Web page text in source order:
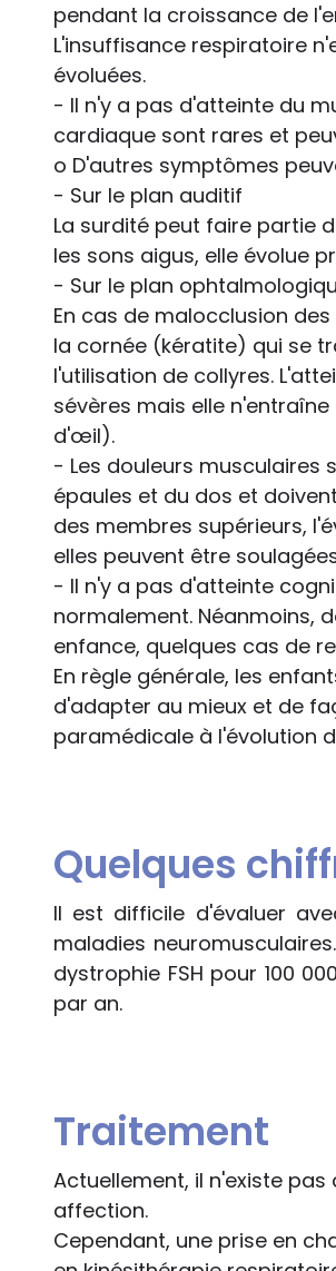
pendant la croissance de
L'insuffisance respiratoire
évoluées.
- Il n'y a pas d'atteinte du
cardiaque sont rares et
o D'autres symptômes
- Sur le plan auditif
La surdité peut faire partie
les sons aigus, elle évolue
- Sur le plan
En cas de malocclusion
la cornée (kératite) qui se
l'utilisation de collyres.
sévères mais elle
d'œil).
- Les douleurs musculaires
épaules et du dos et
des membres supérieurs,
elles peuvent être
- Il n'y a pas d'atteinte
normalement. Néanmoins,
enfance, quelques cas de
En règle générale, les
d'adapter au mieux et de
paramédicale à l'évolution
Quelques
Il est difficile d'évaluer
maladies
dystrophie FSH pour 100
par an.
Traitement
Actuellement, il n'existe
affection.
Cependant, une prise en